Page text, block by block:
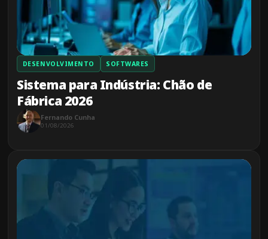
DESENVOLVIMENTO SOFTWARES
Sistema para Indústria: Chão de
Fábrica 2026
Fernando Cunha
01/08/2026